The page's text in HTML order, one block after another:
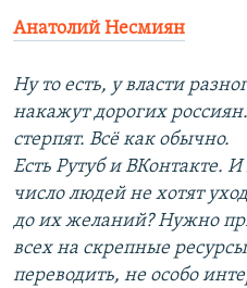
Анатолий Несмиян
Ну то есть, у власти
накажут дорогих
стерпят. Всё как обычно.
Есть Рутуб и ВКонтакте.
число людей не хотят
до их желаний? Нужно
всех на скрепные
переводить, не особо